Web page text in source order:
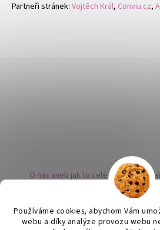
Používáme cookies, abychom Vám
webu a díky analýze provozu webu
Partneři stránek: Vojtěch Král, Conviu.cz,
O nás aneb jak to celé začalo
Kovy a puncovní značky Naše
Instagram
Obchodní podmínky Ochrana
Zpětný odběr